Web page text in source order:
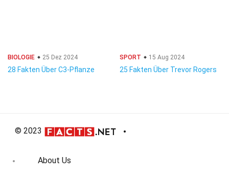
BIOLOGIE 25 Dez 2024
28 Fakten Über C3-Pflanze
SPORT 15 Aug 2024
25 Fakten Über Trevor Rogers
© 2023
About Us